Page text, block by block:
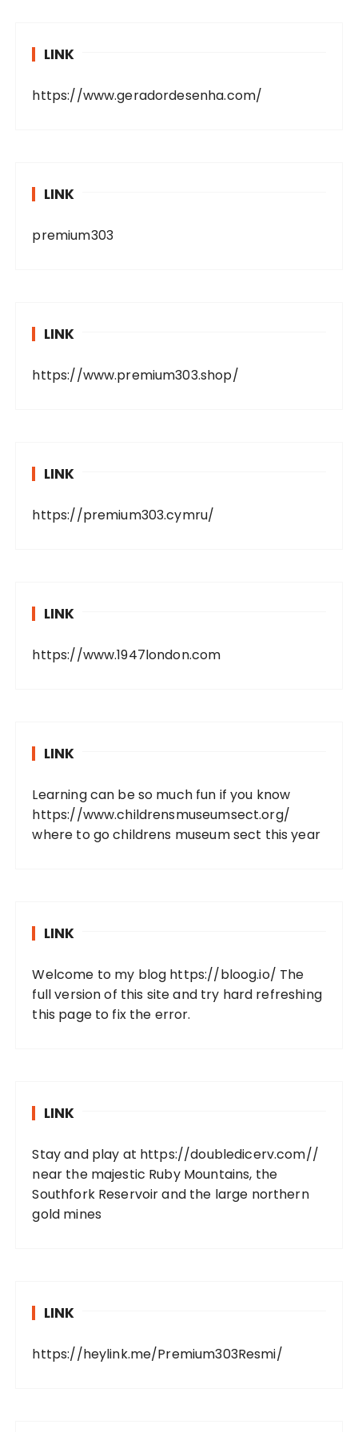
LINK
https://www.geradordesenha.com/
LINK
premium303
LINK
https://www.premium303.shop/
LINK
https://premium303.cymru/
LINK
https://www.1947london.com
LINK
Learning can be so much fun if you know
https://www.childrensmuseumsect.org/
where to go childrens museum sect this year
LINK
Welcome to my blog https://bloog.io/ The
full version of this site and try hard refreshing
this page to fix the error.
LINK
Stay and play at https://doubledicerv.com//
near the majestic Ruby Mountains, the
Southfork Reservoir and the large northern
gold mines
LINK
https://heylink.me/Premium303Resmi/